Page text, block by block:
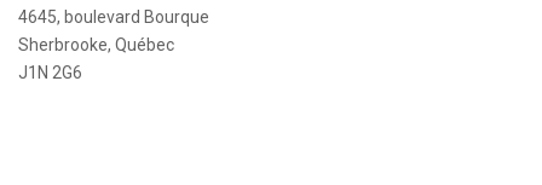
4645, boulevard Bourque
Sherbrooke, Québec
J1N 2G6